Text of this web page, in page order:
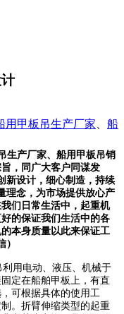
用甲板吊生产厂家、 船
生产厂家、船用甲板吊销
，同广大客户同谋发
新设计，细心制造，持续
理念，为市场提供放心产
们日常生活中，起重机
的保证我们生活中的各
本身质量以此来保证工
利用电动、液压、机械于
定在船舶甲板上，有直
可根据具体的使用工
。折臂伸缩类型的起重